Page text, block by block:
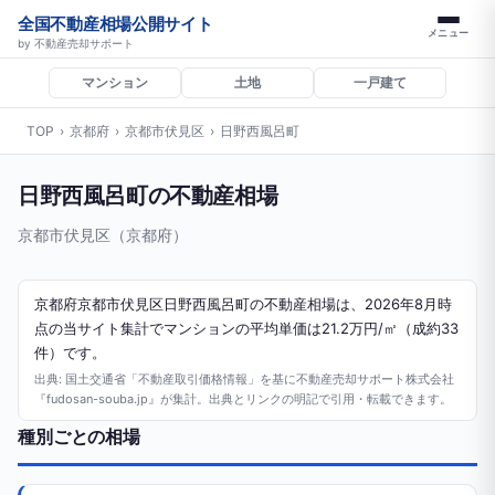
全国不動産相場公開サイト
by 不動産売却サポート
メニュー
マンション 土地 一戸建て
TOP › 京都府 › 京都市伏見区 › 日野西風呂町
日野西風呂町の不動産相場
京都市伏見区（京都府）
京都府京都市伏見区日野西風呂町の不動産相場は、2026年8月時
点の当サイト集計でマンションの平均単価は21.2万円/㎡（成約33
件）です。
出典: 国土交通省「不動産取引価格情報」を基に不動産売却サポート株式会社
『fudosan-souba.jp』が集計。出典とリンクの明記で引用・転載できます。
種別ごとの相場